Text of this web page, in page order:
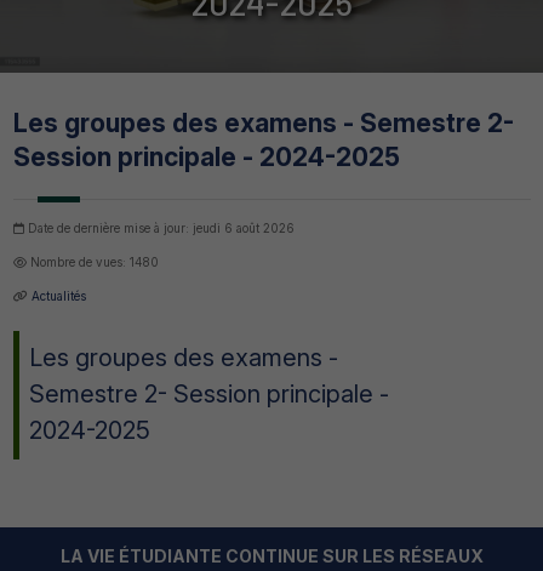
Les groupes des examens - Semestre 2-
Session principale - 2024-2025
Date de dernière mise à jour: jeudi 6 août 2026
Nombre de vues: 1480
Actualités
Les groupes des examens -
Semestre 2- Session principale -
2024-2025
LA VIE ÉTUDIANTE CONTINUE SUR LES RÉSEAUX